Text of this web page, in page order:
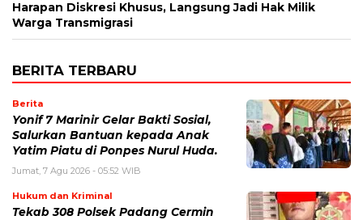
Harapan Diskresi Khusus, Langsung Jadi Hak Milik
Warga Transmigrasi
BERITA TERBARU
Berita
Yonif 7 Marinir Gelar Bakti Sosial,
Salurkan Bantuan kepada Anak
Yatim Piatu di Ponpes Nurul Huda.
Jumat, 7 Agu 2026 - 05:52 WIB
Hukum dan Kriminal
Tekab 308 Polsek Padang Cermin